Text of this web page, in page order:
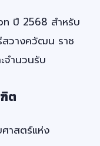
ปี 2568 สำหรับ
สวางควัฒน ราช
จำนวนรับ
ต
าสตร์แห่ง